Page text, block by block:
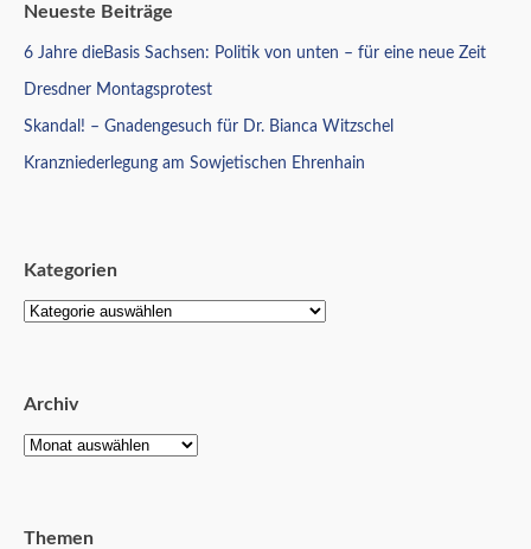
Neueste Beiträge
6 Jahre dieBasis Sachsen: Politik von unten – für eine neue Zeit
Dresdner Montagsprotest
Skandal! – Gnadengesuch für Dr. Bianca Witzschel
Kranzniederlegung am Sowjetischen Ehrenhain
Kategorien
Archiv
Themen